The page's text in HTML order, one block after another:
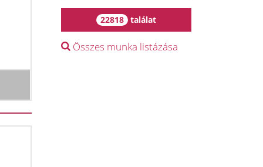
22818 találat
Összes munka listázása